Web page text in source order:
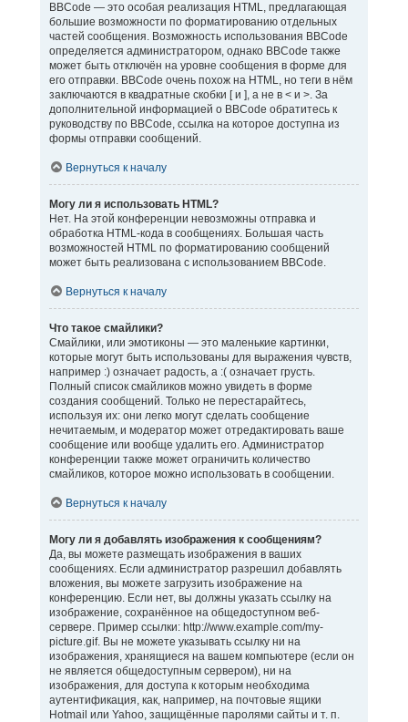
BBCode — это особая реализация HTML, предлагающая
большие возможности по форматированию отдельных
частей сообщения. Возможность использования BBCode
определяется администратором, однако BBCode также
может быть отключён на уровне сообщения в форме для
его отправки. BBCode очень похож на HTML, но теги в нём
заключаются в квадратные скобки [ и ], а не в < и >. За
дополнительной информацией о BBCode обратитесь к
руководству по BBCode, ссылка на которое доступна из
формы отправки сообщений.
Вернуться к началу
Могу ли я использовать HTML?
Нет. На этой конференции невозможны отправка и
обработка HTML-кода в сообщениях. Большая часть
возможностей HTML по форматированию сообщений
может быть реализована с использованием BBCode.
Вернуться к началу
Что такое смайлики?
Смайлики, или эмотиконы — это маленькие картинки,
которые могут быть использованы для выражения чувств,
например :) означает радость, а :( означает грусть.
Полный список смайликов можно увидеть в форме
создания сообщений. Только не перестарайтесь,
используя их: они легко могут сделать сообщение
нечитаемым, и модератор может отредактировать ваше
сообщение или вообще удалить его. Администратор
конференции также может ограничить количество
смайликов, которое можно использовать в сообщении.
Вернуться к началу
Могу ли я добавлять изображения к сообщениям?
Да, вы можете размещать изображения в ваших
сообщениях. Если администратор разрешил добавлять
вложения, вы можете загрузить изображение на
конференцию. Если нет, вы должны указать ссылку на
изображение, сохранённое на общедоступном веб-
сервере. Пример ссылки: http://www.example.com/my-
picture.gif. Вы не можете указывать ссылку ни на
изображения, хранящиеся на вашем компьютере (если он
не является общедоступным сервером), ни на
изображения, для доступа к которым необходима
аутентификация, как, например, на почтовые ящики
Hotmail или Yahoo, защищённые паролями сайты и т. п.